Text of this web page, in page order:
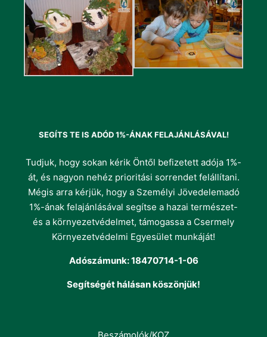
SEGÍTS TE IS ADÓD 1%-ÁNAK FELAJÁNLÁSÁVAL!
Tudjuk, hogy sokan kérik Öntől befizetett adója 1%-
át, és nagyon nehéz prioritási sorrendet felállítani.
Mégis arra kérjük, hogy a Személyi Jövedelemadó
1%-ának felajánlásával segítse a hazai természet-
és a környezetvédelmet, támogassa a Csermely
Környezetvédelmi Egyesület munkáját!
Adószámunk: 18470714-1-06
Segítségét hálásan köszönjük!